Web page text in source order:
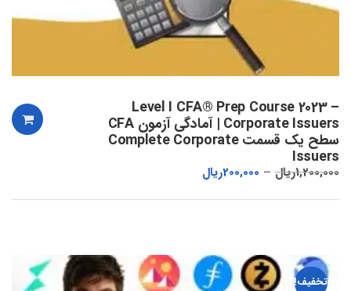
Level I CFA® Prep Course 2023 –
Corporate Issuers | آمادگی آزمون CFA
سطح یک قسمت Complete Corporate
Issuers
1,200,000ریال 200,000ریال
تخفیف!